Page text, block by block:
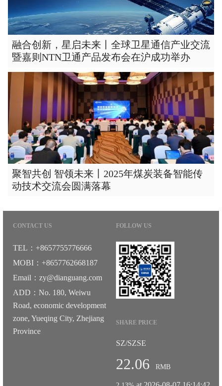
融合创新，星启未来丨全球卫星通信产业交流
暨嘉则NTN卫通产品发布会在沪成功举办
聚智共创 智领未来丨2025年煤炭装备智能传
动技术交流会圆满落幕
CONTACT US
TEL：+8657755776666
MOBI：+8657762668187
Email：zy@dianguang.com
ADD：No. 180, Weiwu
Road, economic development
zone, Yueqing City, Zhejiang
Province
FOLLOW US
SHARE PRICE
SZ/SZSE
22.06 RMB